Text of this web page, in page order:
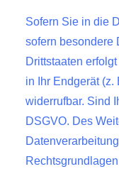
Sofern Sie in die
sofern besondere
Drittstaaten
in Ihr Endgerät
widerrufbar. Sind
DSGVO. Des